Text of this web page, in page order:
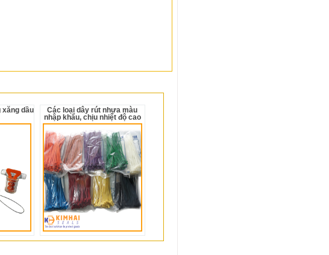
Các loại dây rút nhựa màu
nhập khẩu, chịu nhiệt độ cao